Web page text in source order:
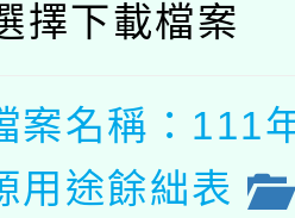
擇下載檔案
案名稱：111
用途餘絀表